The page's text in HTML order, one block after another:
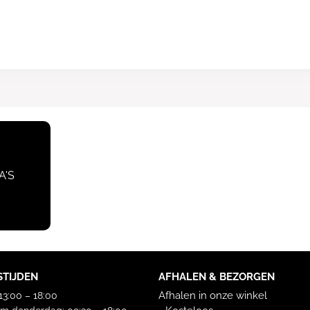
– 18:00
AFHALEN & BEZORGEN
Afhalen in onze winkel